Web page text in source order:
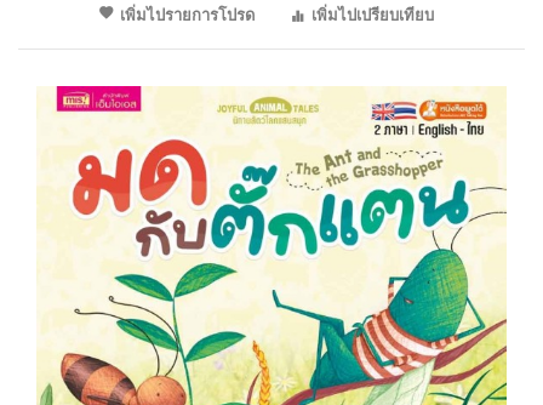
เพิ่มไปรายการโปรด
เพิ่มไปเปรียบเทียบ